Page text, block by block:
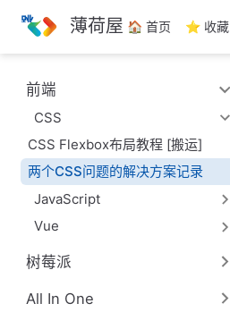
跳
主
要
內
薄荷屋 🏠 首页 ⭐ 收藏
前端
CSS
CSS Flexbox布局教程 [搬运]
两个CSS问题的解决方案记录
JavaScript
Vue
树莓派
All In One